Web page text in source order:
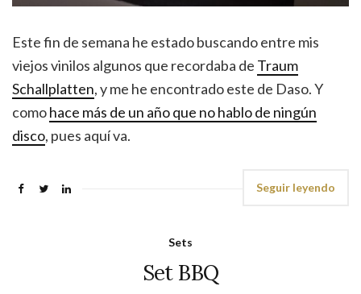
Este fin de semana he estado buscando entre mis
viejos vinilos algunos que recordaba de Traum
Schallplatten, y me he encontrado este de Daso. Y
comohace más de un año que no hablo de ningún
disco, pues aquí va.
Seguir leyendo
Sets
Set BBQ